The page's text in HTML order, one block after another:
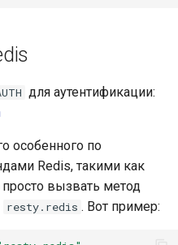
для аутентификации:
особенного по
Redis, такими как
вызвать метод
resty.redis . Вот пример: